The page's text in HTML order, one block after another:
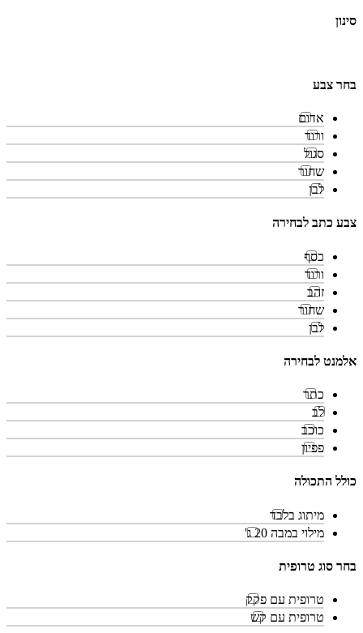
סינון
בחר צבע
אדום
ורוד
סגול
שחור
לבן
צבע כתב לבחירה
כסף
ורוד
זהב
שחור
לבן
אלמנט לבחירה
כתר
לב
כוכב
פפיון
כולל התכולה
מיתוג בלבד
מילוי במבה 20 ג'
בחר סוג טרופית
טרופית עם פקק
טרופית עם קש